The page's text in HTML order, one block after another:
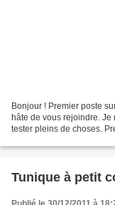
Bonjour ! Premier poste
hâte de vous rejoindre.
tester pleins de choses.
Tunique à petit